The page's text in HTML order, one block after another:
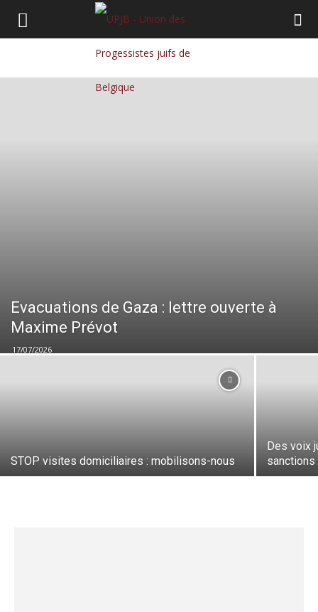
Evacuations de Gaza : lettre ouverte à
Maxime Prévot
17/07/2026
STOP visites domiciliaires : mobilisons-nous
Des voix